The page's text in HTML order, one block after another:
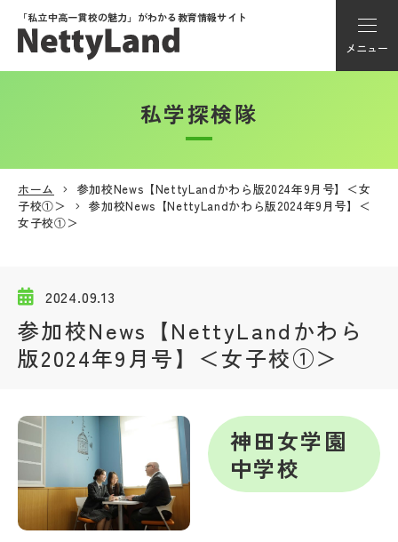
「私立中高一貫校の魅力」がわかる教育情報サイト
メニュー
アカウント登録
メニュー
学校動画
私学探検隊
帰国生受験情報
説明会・イベント情報
私学探検隊
ホーム
参加校News【NettyLandかわら版2024年9月号】＜女
子校①＞
参加校News【NettyLandかわら版2024年9月号】＜
女子校①＞
2024.09.13
参加校News【NettyLandかわら
版2024年9月号】＜女子校①＞
神田女学園
中学校